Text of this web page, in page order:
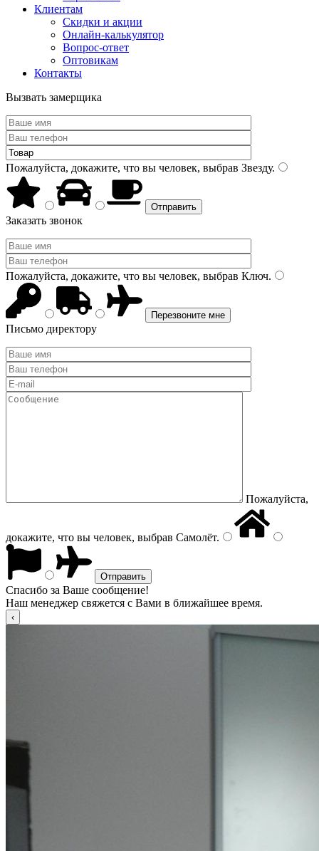
Клиентам
Скидки и акции
Онлайн-калькулятор
Вопрос-ответ
Оптовикам
Контакты
Вызвать замерщика
Пожалуйста, докажите, что вы человек, выбрав Звезду.
Заказать звонок
Пожалуйста, докажите, что вы человек, выбрав Ключ.
Письмо директору
Пожалуйста,
докажите, что вы человек, выбрав Самолёт.
Спасибо за Ваше сообщение!
Наш менеджер свяжется с Вами в ближайшее время.